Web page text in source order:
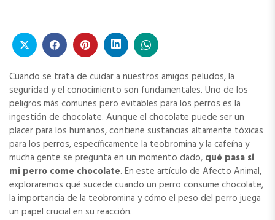
Cuando se trata de cuidar a nuestros amigos peludos, la
seguridad y el conocimiento son fundamentales. Uno de los
peligros más comunes pero evitables para los perros es la
ingestión de chocolate. Aunque el chocolate puede ser un
placer para los humanos, contiene sustancias altamente tóxicas
para los perros, específicamente la teobromina y la cafeína y
mucha gente se pregunta en un momento dado, qué pasa si
mi perro come chocolate. En este artículo de Afecto Animal,
exploraremos qué sucede cuando un perro consume chocolate,
la importancia de la teobromina y cómo el peso del perro juega
un papel crucial en su reacción.